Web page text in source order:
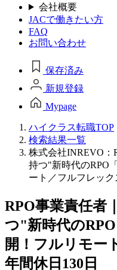
会社概要
JACで働きたい方
FAQ
お問い合わせ
保存済み
新規登録
Mypage
ハイクラス転職TOP
検索結果一覧
株式会社INREVO：
持つ"新時代のRPO
ート／フルフレッ
RPO事業責任者
つ"新時代の
開！フルリモー
年間休日130日